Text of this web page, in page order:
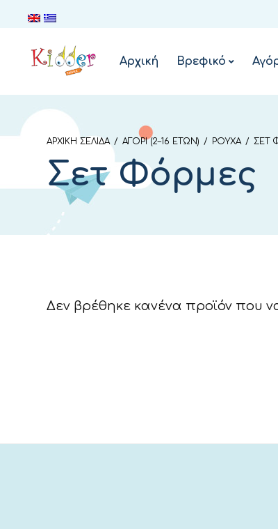
Αρχική Βρεφικό
ΑΡΧΙΚΉ ΣΕΛΊΔΑ / ΑΓΌΡΙ (2–16 ΕΤΏΝ) / ΡΟΎΧΑ / ΣΕΤ
Σετ Φόρμες
Δεν βρέθηκε κανένα προϊόν που